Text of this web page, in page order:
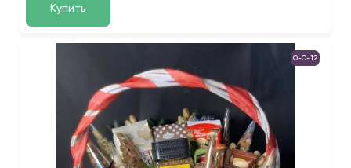
Купить
0-0-12